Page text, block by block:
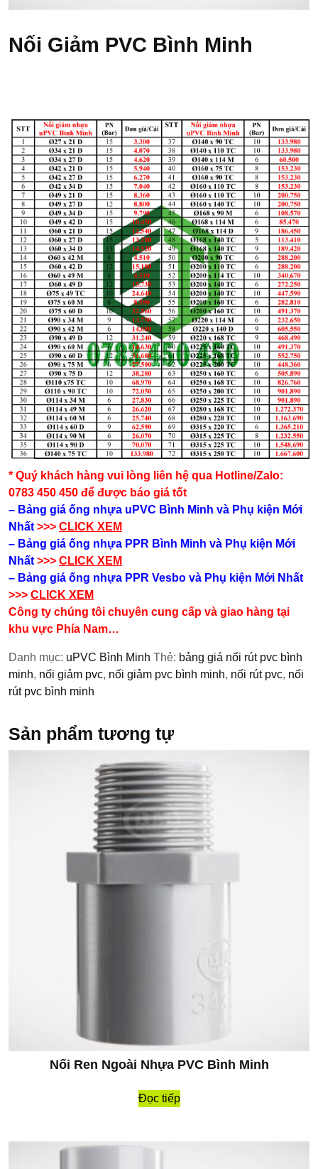
Nối Giảm PVC Bình Minh
* Quý khách hàng vui lòng liên hệ qua Hotline/Zalo:
0783 450 450 để được báo giá tốt
– Bảng giá ống nhựa uPVC Bình Minh và Phụ kiện​ Mới
Nhất >>> CLICK XEM
– Bảng giá ống nhựa PPR Bình Minh và Phụ kiện​ Mới
Nhất >>> CLICK XEM
– Bảng giá ống nhựa PPR Vesbo và Phụ kiện​ Mới Nhất
>>> CLICK XEM
Công ty chúng tôi chuyên cung cấp và giao hàng tại
khu vực Phía Nam…
Danh mục: uPVC Bình Minh Thẻ: bảng giá nối rút pvc bình
minh, nối giảm pvc, nối giảm pvc bình minh, nối rút pvc, nối
rút pvc bình minh
Sản phẩm tương tự
Nối Ren Ngoài Nhựa PVC Bình Minh
Đọc tiếp